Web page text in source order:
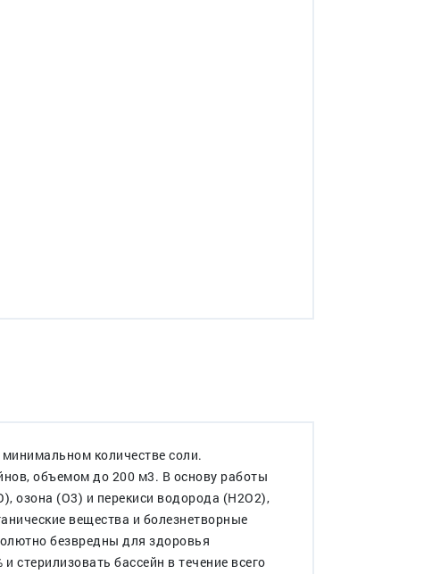
количестве соли.
объемом до 200 м3. В основу работы
озона (О3) и перекиси водорода (Н2О2),
вещества и болезнетворные
безвредны для здоровья
стерилизовать бассейн в течение всего